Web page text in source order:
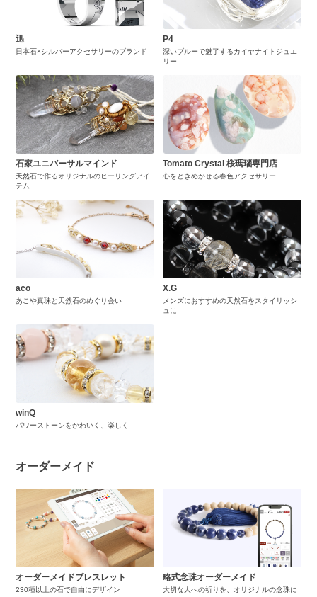
迅
日本石×シルバーアクセサリーのブランド
P4
深いブルーで魅了するカイヤナイトジュエ
リー
石家ユニバーサルマインド
天然石で作るオリジナルのヒーリングアイ
テム
Tomato Crystal 桜瑪瑙専門店
心をときめかせる春色アクセサリー
aco
あこや真珠と天然石のめぐり会い
X.G
メンズにおすすめの天然石をスタイリッシ
ュに
winQ
パワーストーンをかわいく、楽しく
オーダーメイド
オーダーメイドブレスレット
230種以上の石で自由にデザイン
略式念珠オーダーメイド
大切な人への祈りを、オリジナルの念珠に